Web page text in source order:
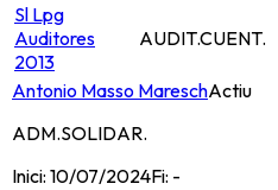
Sl Lpg
Auditores
2013
AUDIT.CUENT.
Antonio Masso MareschActiu
ADM.SOLIDAR.
Inici: 10/07/2024Fi: -